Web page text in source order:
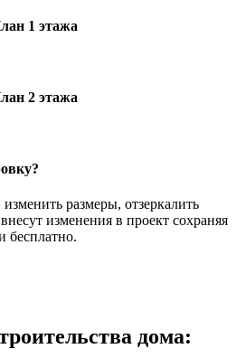
1 этажа
2 этажа
размеры, отзеркалить
изменения в проект сохраняя
бесплатно.
дома: